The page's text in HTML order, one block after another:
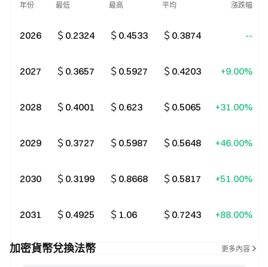
年份 最低 最高 平均 漲跌幅
2026 ＄0.2324 ＄0.4533 ＄0.3874 --
2027 ＄0.3657 ＄0.5927 ＄0.4203 +9.00%
2028 ＄0.4001 ＄0.623 ＄0.5065 +31.00%
2029 ＄0.3727 ＄0.5987 ＄0.5648 +46.00%
2030 ＄0.3199 ＄0.8668 ＄0.5817 +51.00%
2031 ＄0.4925 ＄1.06 ＄0.7243 +88.00%
加密貨幣兌換法幣 更多內容